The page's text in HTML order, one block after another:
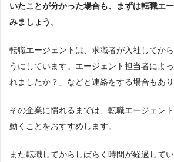
いたことが分かった場合も、まずは転職エ
みましょう。
転職エージェントは、求職者が入社してか
うにしています。エージェント担当者によ
れましたか？」などと連絡をする場合もあり
その企業に慣れるまでは、転職エージェン
動くことをおすすめします。
また転職してからしばらく時間が経過して